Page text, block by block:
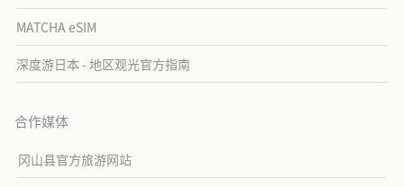
MATCHA eSIM
深度游日本 - 地区观光官方指南
合作媒体
冈山县官方旅游网站